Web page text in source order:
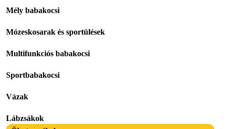
Mély babakocsi
Mózeskosarak és sportülések
Multifunkciós babakocsi
Sportbabakocsi
Vázak
Lábzsákok